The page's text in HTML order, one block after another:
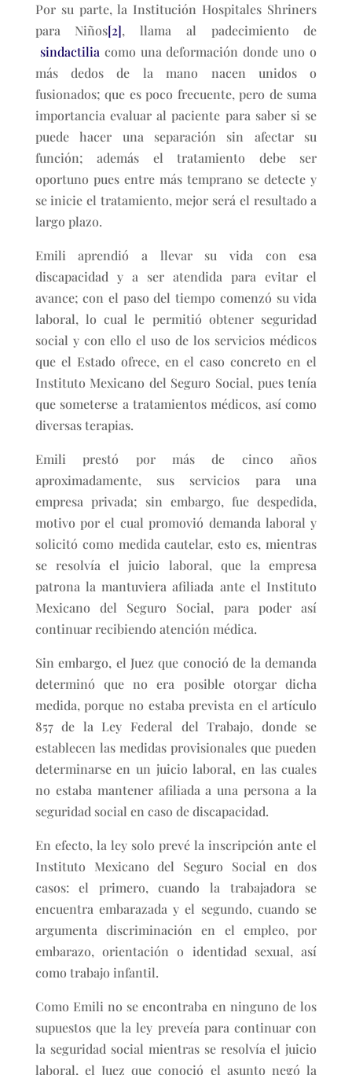
Por su parte, la Institución Hospitales Shriners
para Niños[2], llama al padecimiento de
sindactilia como una deformación donde uno o
más dedos de la mano nacen unidos o
fusionados; que es poco frecuente, pero de suma
importancia evaluar al paciente para saber si se
puede hacer una separación sin afectar su
función; además el tratamiento debe ser
oportuno pues entre más temprano se detecte y
se inicie el tratamiento, mejor será el resultado a
largo plazo.
Emili aprendió a llevar su vida con esa
discapacidad y a ser atendida para evitar el
avance; con el paso del tiempo comenzó su vida
laboral, lo cual le permitió obtener seguridad
social y con ello el uso de los servicios médicos
que el Estado ofrece, en el caso concreto en el
Instituto Mexicano del Seguro Social, pues tenía
que someterse a tratamientos médicos, así como
diversas terapias.
Emili prestó por más de cinco años
aproximadamente, sus servicios para una
empresa privada; sin embargo, fue despedida,
motivo por el cual promovió demanda laboral y
solicitó como medida cautelar, esto es, mientras
se resolvía el juicio laboral, que la empresa
patrona la mantuviera afiliada ante el Instituto
Mexicano del Seguro Social, para poder así
continuar recibiendo atención médica.
Sin embargo, el Juez que conoció de la demanda
determinó que no era posible otorgar dicha
medida, porque no estaba prevista en el artículo
857 de la Ley Federal del Trabajo, donde se
establecen las medidas provisionales que pueden
determinarse en un juicio laboral, en las cuales
no estaba mantener afiliada a una persona a la
seguridad social en caso de discapacidad.
En efecto, la ley solo prevé la inscripción ante el
Instituto Mexicano del Seguro Social en dos
casos: el primero, cuando la trabajadora se
encuentra embarazada y el segundo, cuando se
argumenta discriminación en el empleo, por
embarazo, orientación o identidad sexual, así
como trabajo infantil.
Como Emili no se encontraba en ninguno de los
supuestos que la ley preveía para continuar con
la seguridad social mientras se resolvía el juicio
laboral, el Juez que conoció el asunto negó la